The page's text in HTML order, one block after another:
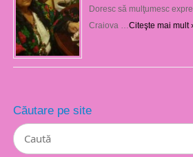
Doresc să mulţumesc
Craiova …Citeşte mai mult
Căutare pe site